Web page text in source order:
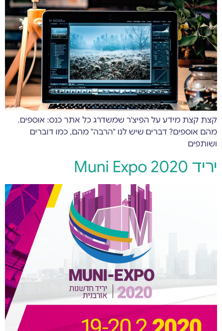
קצת קצת מידע על הפיצ'ר שמשדרג כל אתר כנס: אוספים.
מהם אוספים? דברים שיש לנו "הרבה" מהם, כמו דוברים
ושותפים
יריד Muni Expo 2020